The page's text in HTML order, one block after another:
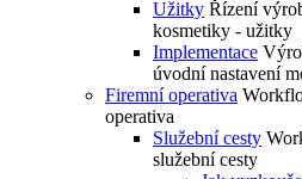
Užitky Řízení
kosmetiky - užitky
Implementace
úvodní nastavení
Firemní operativa
operativa
Služební cesty
služební cesty